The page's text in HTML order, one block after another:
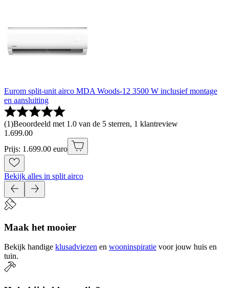
Eurom split-unit airco MDA Woods-12 3500 W inclusief montage
en aansluiting
(1)Beoordeeld met 1.0 van de 5 sterren, 1 klantreview
1 .699.00
Prijs: 1.699.00 euro
Bekijk alles in split airco
Maak het mooier
Bekijk handige klusadviezen en wooninspiratie voor jouw huis en
tuin.